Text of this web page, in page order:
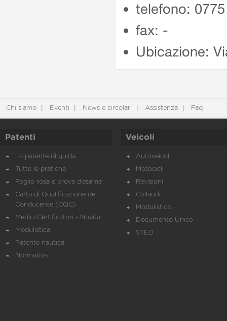
telefono:
fax: -
Ubicazione:
Chi siamo Eventi News e circolari Assistenza Faq
Patenti
La patente di guida
Tutte le pratiche
Foglio rosa e prove d’esame
Carta di Qualificazione del
Conducente (CQC)
Medici Certificatori - Novità
Modulistica
Patente nautica
Normativa
Veicoli
Autoveicoli
Motocicli
Revisioni
Collaudi
Modulistica
Documento Unico
STED